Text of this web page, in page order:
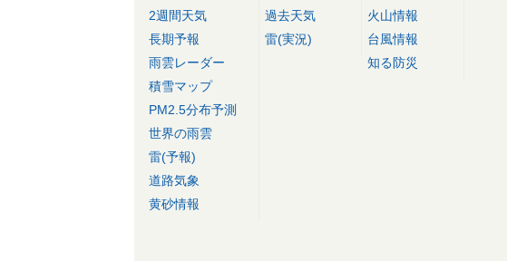
2週間天気
長期予報
雨雲レーダー
積雪マップ
PM2.5分布予測
世界の雨雲
雷(予報)
道路気象
黄砂情報
過去天気
雷(実況)
火山情報
台風情報
知る防災